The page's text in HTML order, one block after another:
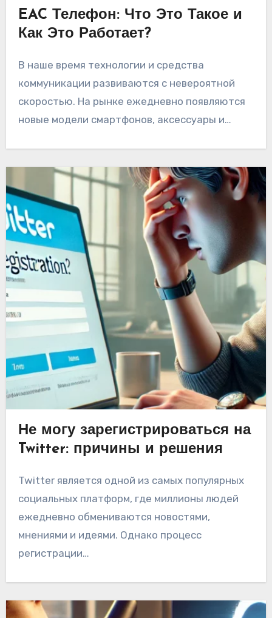
EAC Телефон: Что Это Такое и
Как Это Работает?
В наше время технологии и средства
коммуникации развиваются с невероятной
скоростью. На рынке ежедневно появляются
новые модели смартфонов, аксессуары и…
Не могу зарегистрироваться на
Twitter: причины и решения
Twitter является одной из самых популярных
социальных платформ, где миллионы людей
ежедневно обмениваются новостями,
мнениями и идеями. Однако процесс
регистрации…